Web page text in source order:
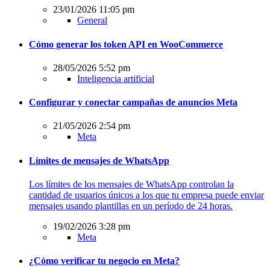
23/01/2026 11:05 pm
General
Cómo generar los token API en WooCommerce
28/05/2026 5:52 pm
Inteligencia artificial
Configurar y conectar campañas de anuncios Meta
21/05/2026 2:54 pm
Meta
Límites de mensajes de WhatsApp
Los límites de los mensajes de WhatsApp controlan la
cantidad de usuarios únicos a los que tu empresa puede enviar
mensajes usando plantillas en un período de 24 horas.
19/02/2026 3:28 pm
Meta
¿Cómo verificar tu negocio en Meta?